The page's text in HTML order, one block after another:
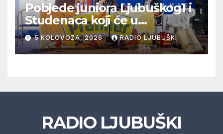
Pobjede juniora Ljubuškog1 i
Studenaca koji će u
međusobnom susretu
odlučiti o prvom mjestu u
skupini “A”, seniori Teskere
pobjedom protiv Crvenog
5 KOLOVOZA, 2026 RADIO LJUBUŠKI
RADIO LJUBUŠKI